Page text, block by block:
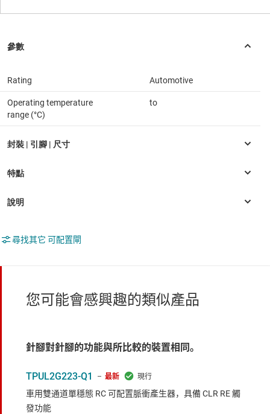
Rating Automotive
Operating temperature
range (°C)
to
尋找其它 可配置閘
您可能會感興趣的類似產品
針腳對針腳的功能與所比較的裝置相同。
最新
TPUL2G223-Q1
車用雙通道單穩態 RC 可配置脈衝產生器，具備 CLR RE 觸
發功能